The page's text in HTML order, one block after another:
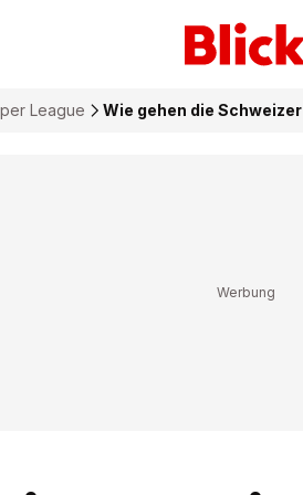
League Wie gehen die